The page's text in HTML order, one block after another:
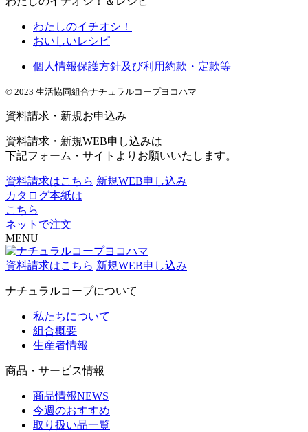
わたしのイチオシ！
おいしいレシピ
個人情報保護方針及び利用約款・定款等
© 2023 生活協同組合ナチュラルコープヨコハマ
資料請求・新規お申込み
資料請求・新規WEB申し込みは
下記フォーム・サイトよりお願いいたします。
資料請求はこちら 新規WEB申し込み
カタログ本紙は
こちら
ネットで注文
MENU
資料請求はこちら 新規WEB申し込み
ナチュラルコープについて
私たちについて
組合概要
生産者情報
商品・サービス情報
商品情報NEWS
今週のおすすめ
取り扱い品一覧